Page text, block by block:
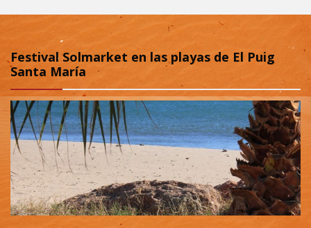
Festival Solmarket en las playas de El Puig
Santa María